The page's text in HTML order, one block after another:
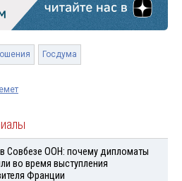
Госдума
Совбезе ООН: почему дипломаты
во время выступления
Франции